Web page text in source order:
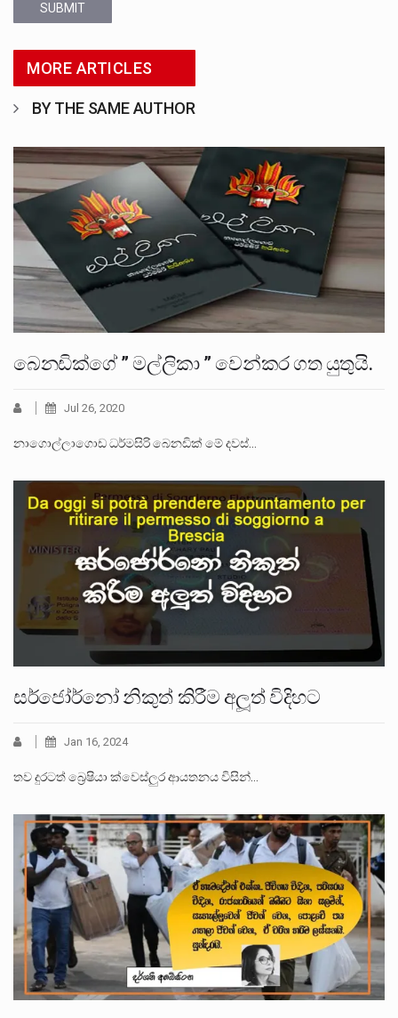
SUBMIT
MORE ARTICLES
BY THE SAME AUTHOR
බෙනඩික්ගේ ” මල්ලිකා ” වෙන්කර ගත යුතුයි.
Jul 26, 2020
නාගොල්ලාගොඩ ධර්මසිරි බෙනඩික් මේ දවස්…
සර්ජෝර්නෝ නිකුත් කිරීම අලූත් විදිහට
Jan 16, 2024
තව දුරටත් බ්‍රෙෂියා ක්වෙස්ලුර ආයතනය විසින්…